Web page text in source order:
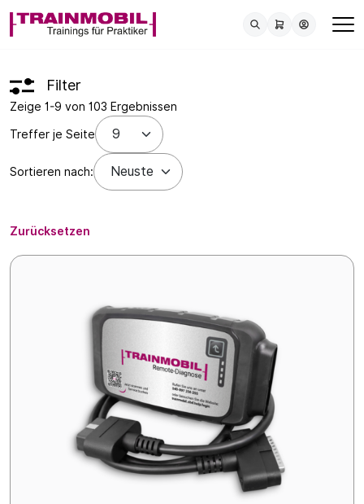
Filter
Zeige 1-9 von 103 Ergebnissen
Treffer je Seite
Sortieren nach:
Zurücksetzen